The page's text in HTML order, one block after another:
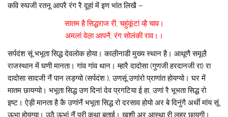
कवि रुघजी रतनू आपरै रंग रै दूहां में इण भांत लिखै –
सातम है सिद्धराज री, चहुंकूंटां व्है चाव।
अमलां वेल़ा आपनै, रंग सोलंकी राव।।
सर्पदंश सूं भभूता सिद्ध देवलोक होया। काल़ीनाडी मुख्य स्थान है। आथूणै समूल़ै
राजस्थान में घणी मानता। गांव गांव थान। म्हारै दादोसा (गुणजी हरदानजी रा) रा
दादोसा सादजी नैं पान लड़ग्यो (सर्पदंश ), उणसूं उणांरो प्राणांत होयग्यो। घर में
मातम छायग्यो। भभूता सिद्ध उण दिनां देव प्रगटिया ई हा, उणां रै भूभता सिद्ध रो
इष्ट। ऐड़ी मानता है कै उणांनैं भभूता सिद्ध रो दरसाव होयो अर बे दिनुंगै अर्थी मांय सूं
ऊभा होयग्या। उठै ऊभां नैं पूरी कथा बताई। खुशी अर आस्था री लहर छायगी।